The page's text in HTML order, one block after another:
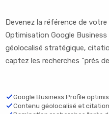
Devenez la référence de
Optimisation Google
géolocalisé stratégique,
captez les recherches "près
Google Business Profile
Contenu géolocalisé et